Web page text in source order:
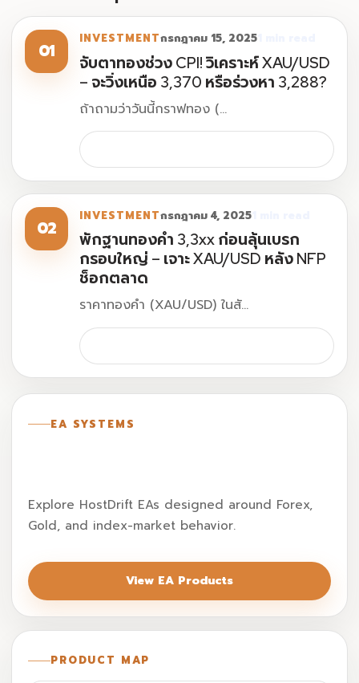
01
INVESTMENTกรกฎาคม 15, 2025
จับตาทองช่วง CPI! วิเคราะห์ XAU/USD
– จะวิ่งเหนือ 3,370 หรือร่วงหา 3,288?
ถ้าถามว่าวันนี้กราฟทอง (…
02
INVESTMENTกรกฎาคม 4, 2025
พักฐานทองคำ 3,3xx ก่อนลุ้นเบรก
กรอบใหญ่ – เจาะ XAU/USD หลัง NFP
ช็อกตลาด
ราคาทองคำ (XAU/USD) ในสั…
EA SYSTEMS
Explore HostDrift EAs designed around Forex,
Gold, and index-market behavior.
View EA Products
PRODUCT MAP